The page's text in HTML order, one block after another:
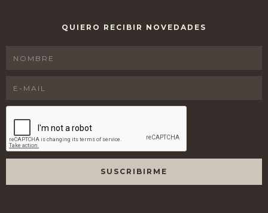
QUIERO RECIBIR NOVEDADES